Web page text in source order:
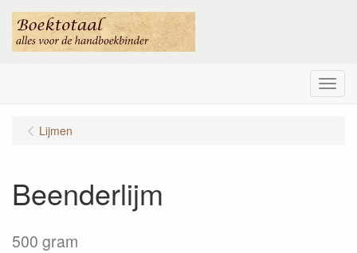
Menu
Lijmen
Beenderlijm
500 gram